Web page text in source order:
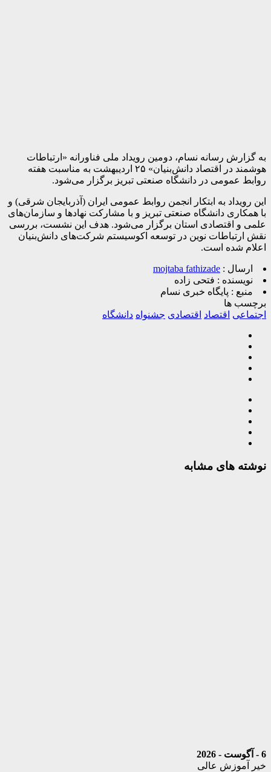
به گزارش رسانه نسام، دومین رویداد ملی فناورانه «ارتباطات
هوشمند در اقتصاد دانش‌بنیان» ۲۵ اردیبهشت به مناسبت هفته
روابط عمومی در دانشگاه صنعتی تبریز برگزار می‌شود.
این رویداد به ابتکار انجمن روابط عمومی ایران (آذربایجان شرقی) و
با همکاری دانشگاه صنعتی تبریز و با مشارکت نهادها و سازمان‌های
علمی و اقتصادی استان برگزار می‌شود. هدف این نشست، بررسی
نقش ارتباطات نوین در توسعه اکوسیستم شرکت‌های دانش‌بنیان
اعلام شده است.
ارسال : mojtaba fathizade
نویسنده : فتحی زاده
منبع : پایگاه خبری نسام
برچسب ها
اجتماعی اقتصاد اقتصادی جشنواه دانشگاه
نوشته های مشابه
6 - آگوست - 2026
خیر آموزش عالی